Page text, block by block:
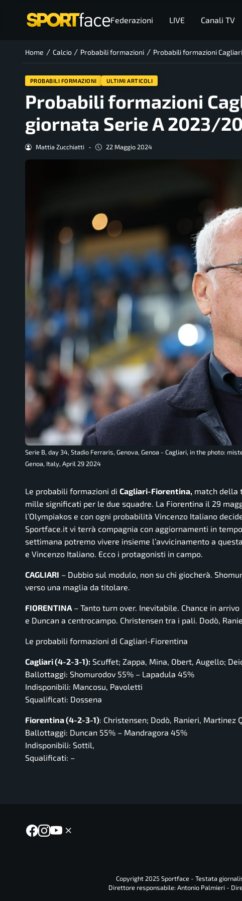
Federazioni LIVE Canali TV
Home / Calcio / Probabili formazioni / Probabili formazioni
PROBABILI FORMAZIONI ULTIMI ARTICOLI
Probabili formazioni
giornata Serie A 2023/
Mattia Zucchiatti - 22 Maggio 2024
Serie B, day 34, Stadio Ferraris, Genova, Genoa - Cagliari, in the photo:
Genoa, Italy, April 29 2024
Le probabili formazioni di Cagliari-Fiorentina, match della
mille significati per le due squadre. La Fiorentina il 29
l’Olympiakos e con ogni probabilità Vincenzo Italiano
Sportface.it vi terrà compagnia con aggiornamenti in
settimana potremo vivere insieme l’avvicinamento a
e Vincenzo Italiano. Ecco i protagonisti in campo.
CAGLIARI – Dubbio sul modulo, non su chi giocherà.
verso una maglia da titolare.
FIORENTINA – Tanto turn over. Inevitabile. Chance in
e Duncan a centrocampo. Christensen tra i pali. Dodò,
Le probabili formazioni di Cagliari-Fiorentina
Cagliari (4-2-3-1): Scuffet; Zappa, Mina, Obert, Augello;
Ballottaggi: Shomurodov 55% – Lapadula 45%
Indisponibili: Mancosu, Pavoletti
Squalificati: Dossena
Fiorentina (4-2-3-1): Christensen; Dodò, Ranieri, Martinez
Ballottaggi: Duncan 55% – Mandragora 45%
Indisponibili: Sottil,
Squalificati: –
Copyright 2025 Sportface - Testata
Direttore responsabile: Antonio Palmieri -